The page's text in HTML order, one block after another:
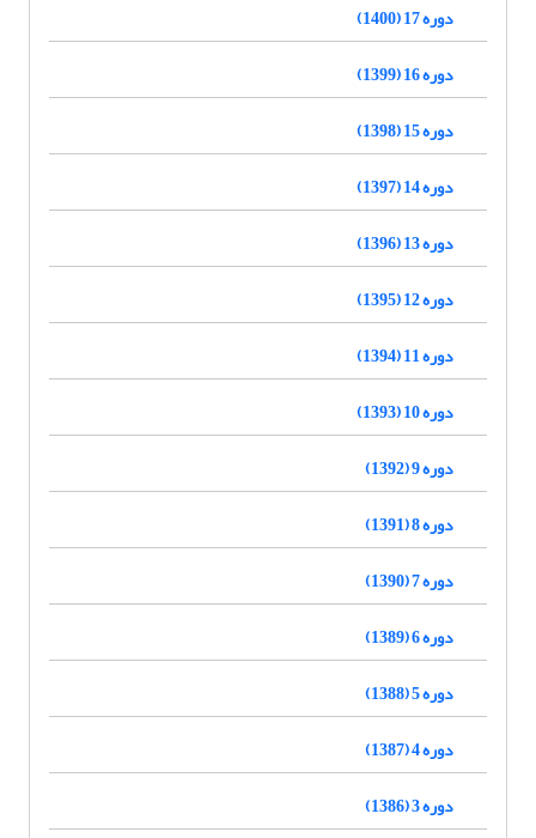
دوره 17 (1400)
دوره 16 (1399)
دوره 15 (1398)
دوره 14 (1397)
دوره 13 (1396)
دوره 12 (1395)
دوره 11 (1394)
دوره 10 (1393)
دوره 9 (1392)
دوره 8 (1391)
دوره 7 (1390)
دوره 6 (1389)
دوره 5 (1388)
دوره 4 (1387)
دوره 3 (1386)